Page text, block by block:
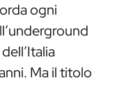
ogni
Ma il titolo